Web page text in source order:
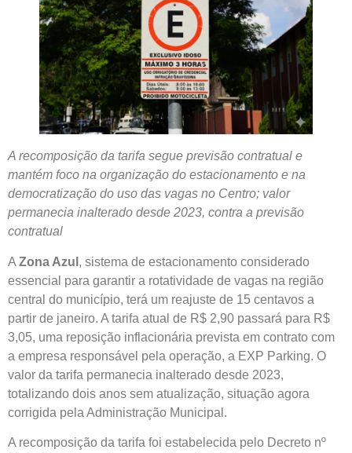
A recomposição da tarifa segue previsão contratual e
mantém foco na organização do estacionamento e na
democratização do uso das vagas no Centro; valor
permanecia inalterado desde 2023, contra a previsão
contratual
A Zona Azul , sistema de estacionamento considerado
essencial para garantir a rotatividade de vagas na região
central do município, terá um reajuste de 15 centavos a
partir de janeiro. A tarifa atual de R$ 2,90 passará para R$
3,05, uma reposição inflacionária prevista em contrato com
a empresa responsável pela operação, a EXP Parking. O
valor da tarifa permanecia inalterado desde 2023,
totalizando dois anos sem atualização, situação agora
corrigida pela Administração Municipal.
A recomposição da tarifa foi estabelecida pelo Decreto nº